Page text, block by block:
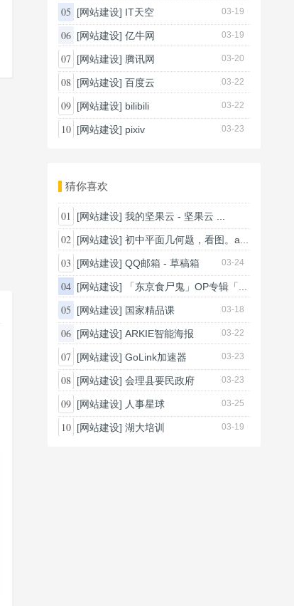
05 [网站建设] IT天空 03-19
06 [网站建设] 亿牛网 03-19
07 [网站建设] 腾讯网 03-20
08 [网站建设] 百度云 03-22
09 [网站建设] bilibili 03-22
10 [网站建设] pixiv 03-23
猜你喜欢
01 [网站建设] 我的坚果云 - 坚果云 ...
03-24
02 [网站建设] 初中平面几何题，看图。a...
03-20
03 [网站建设] QQ邮箱 - 草稿箱 03-24
04 [网站建设] 「东京食尸鬼」OP专辑「...
03-26
05 [网站建设] 国家精品课 03-18
06 [网站建设] ARKIE智能海报 03-22
07 [网站建设] GoLink加速器 03-23
08 [网站建设] 会理县要民政府 03-23
09 [网站建设] 人事星球 03-25
10 [网站建设] 湖大培训 03-19